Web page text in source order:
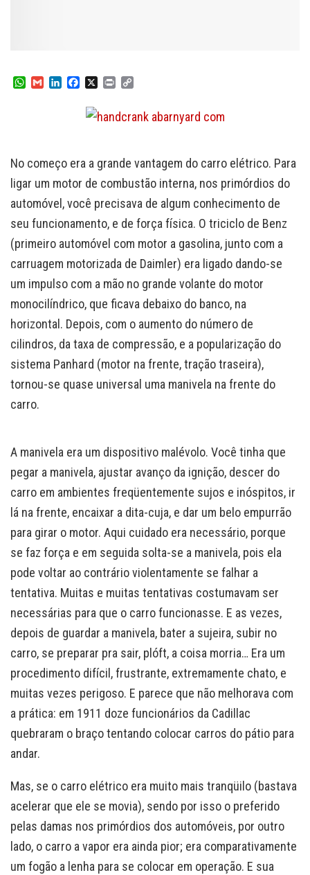
W
p
G
n
k
X
P
n
y
k
No começo era a grande vantagem do carro elétrico. Para
ligar um motor de combustão interna, nos primórdios do
automóvel, você precisava de algum conhecimento de
seu funcionamento, e de força física. O triciclo de Benz
(primeiro automóvel com motor a gasolina, junto com a
carruagem motorizada de Daimler) era ligado dando-se
um impulso com a mão no grande volante do motor
monocilíndrico, que ficava debaixo do banco, na
horizontal. Depois, com o aumento do número de
cilindros, da taxa de compressão, e a popularização do
sistema Panhard (motor na frente, tração traseira),
tornou-se quase universal uma manivela na frente do
carro.
A manivela era um dispositivo malévolo. Você tinha que
pegar a manivela, ajustar avanço da ignição, descer do
carro em ambientes freqüentemente sujos e inóspitos, ir
lá na frente, encaixar a dita-cuja, e dar um belo empurrão
para girar o motor. Aqui cuidado era necessário, porque
se faz força e em seguida solta-se a manivela, pois ela
pode voltar ao contrário violentamente se falhar a
tentativa. Muitas e muitas tentativas costumavam ser
necessárias para que o carro funcionasse. E as vezes,
depois de guardar a manivela, bater a sujeira, subir no
carro, se preparar pra sair, plóft, a coisa morria… Era um
procedimento difícil, frustrante, extremamente chato, e
muitas vezes perigoso. E parece que não melhorava com
a prática: em 1911 doze funcionários da Cadillac
quebraram o braço tentando colocar carros do pátio para
andar.
Mas, se o carro elétrico era muito mais tranqüilo (bastava
acelerar que ele se movia), sendo por isso o preferido
pelas damas nos primórdios dos automóveis, por outro
lado, o carro a vapor era ainda pior; era comparativamente
um fogão a lenha para se colocar em operação. E sua